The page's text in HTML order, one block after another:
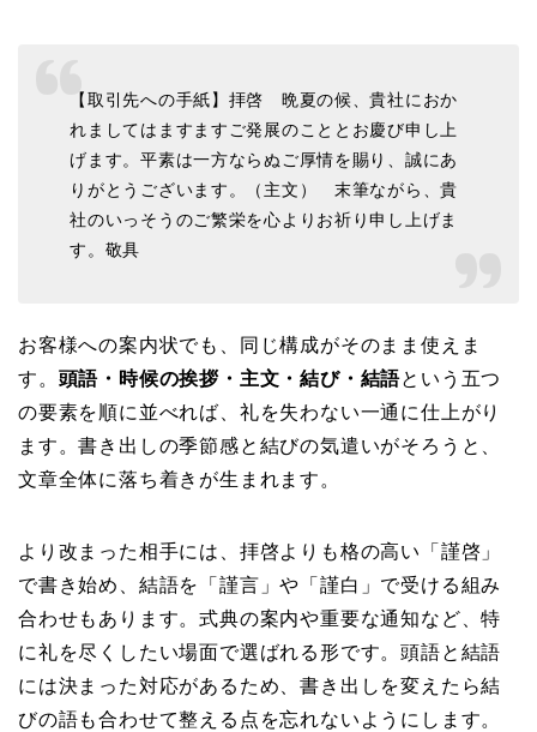
【取引先への手紙】拝啓 晩夏の候、貴社におか
れましてはますますご発展のこととお慶び申し上
げます。平素は一方ならぬご厚情を賜り、誠にあ
りがとうございます。（主文） 末筆ながら、貴
社のいっそうのご繁栄を心よりお祈り申し上げま
す。敬具
お客様への案内状でも、同じ構成がそのまま使えま
す。 頭語・時候の挨拶・主文・結び・結語という五つ
の要素を順に並べれば、礼を失わない一通に仕上がり
ます。書き出しの季節感と結びの気遣いがそろうと、
文章全体に落ち着きが生まれます。
より改まった相手には、拝啓よりも格の高い「謹啓」
で書き始め、結語を「謹言」や「謹白」で受ける組み
合わせもあります。式典の案内や重要な通知など、特
に礼を尽くしたい場面で選ばれる形です。頭語と結語
には決まった対応があるため、書き出しを変えたら結
びの語も合わせて整える点を忘れないようにします。